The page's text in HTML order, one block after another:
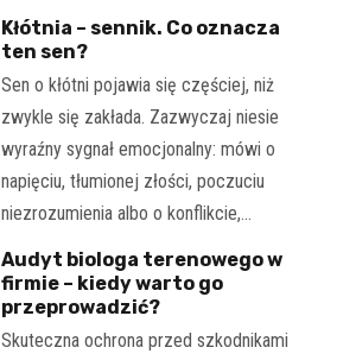
Kłótnia – sennik. Co oznacza
ten sen?
Sen o kłótni pojawia się częściej, niż
zwykle się zakłada. Zazwyczaj niesie
wyraźny sygnał emocjonalny: mówi o
napięciu, tłumionej złości, poczuciu
niezrozumienia albo o konflikcie,…
Audyt biologa terenowego w
firmie – kiedy warto go
przeprowadzić?
Skuteczna ochrona przed szkodnikami